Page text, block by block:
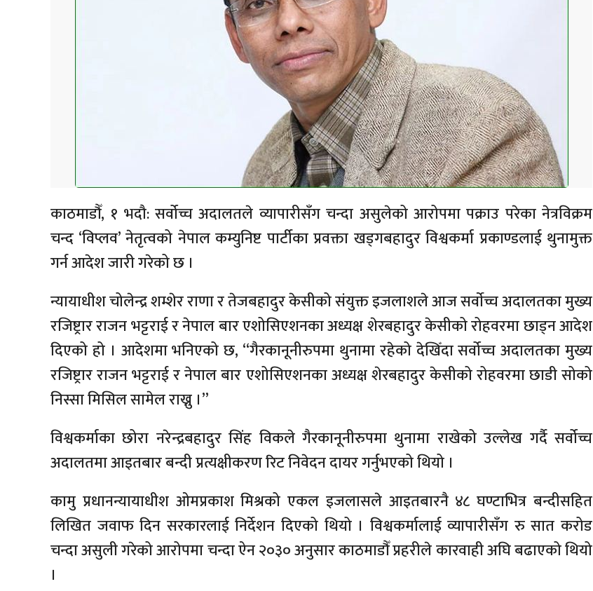
काठमाडौँ, १ भदौ: सर्वोच्च अदालतले व्यापारीसँग चन्दा असुलेको आरोपमा पक्राउ परेका नेत्रविक्रम
चन्द ‘विप्लव’ नेतृत्वको नेपाल कम्युनिष्ट पार्टीका प्रवक्ता खड्गबहादुर विश्वकर्मा प्रकाण्डलाई थुनामुक्त
गर्न आदेश जारी गरेको छ ।
न्यायाधीश चोलेन्द्र शम्शेर राणा र तेजबहादुर केसीको संयुक्त इजलाशले आज सर्वाेच्च अदालतका मुख्य
रजिष्ट्रार राजन भट्टराई र नेपाल बार एशोसिएशनका अध्यक्ष शेरबहादुर केसीको रोहवरमा छाड्न आदेश
दिएको हो । आदेशमा भनिएको छ, “गैरकानूनीरुपमा थुनामा रहेको देखिँदा सर्वोच्च अदालतका मुख्य
रजिष्ट्रार राजन भट्टराई र नेपाल बार एशोसिएशनका अध्यक्ष शेरबहादुर केसीको रोहवरमा छाडी सोको
निस्सा मिसिल सामेल राख्नु ।”
विश्वकर्माका छोरा नरेन्द्रबहादुर सिंह विकले गैरकानूनीरुपमा थुनामा राखेको उल्लेख गर्दै सर्वोच्च
अदालतमा आइतबार बन्दी प्रत्यक्षीकरण रिट निवेदन दायर गर्नुभएको थियो ।
कामु प्रधानन्यायाधीश ओमप्रकाश मिश्रको एकल इजलासले आइतबारनै ४८ घण्टाभित्र बन्दीसहित
लिखित जवाफ दिन सरकारलाई निर्देशन दिएको थियो । विश्वकर्मालाई व्यापारीसँग रु सात करोड
चन्दा असुली गरेको आरोपमा चन्दा ऐन २०३० अनुसार काठमाडौँ प्रहरीले कारवाही अघि बढाएको थियो
।